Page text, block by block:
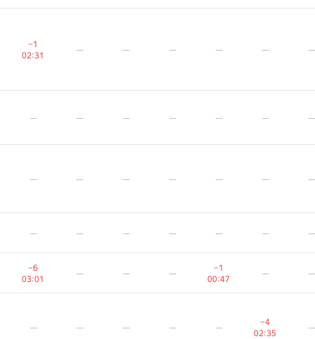
−1
02:31
— — — — — —
— — — — — — —
— — — — — — —
— — — — — — —
−6
03:01
— — —
−1
00:47
— —
— — — — —
−4
02:35
—
−1
02:31
— — — — — —
— — — — — — —
— — — — — — —
— — — — — — —
−6
03:01
— — —
−1
00:47
— —
— — — — —
−4
02:35
—
−1
02:31
— — — — — —
— — — — — — —
— — — — — — —
— — — — — — —
−6
03:01
— — —
−1
00:47
— —
— — — — —
−4
02:35
—